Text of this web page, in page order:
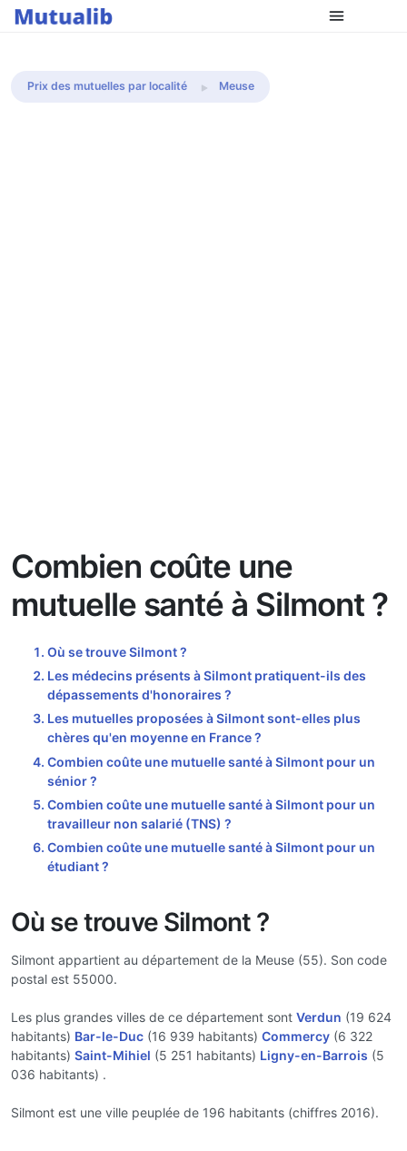
Comparer les mutuelles
Prix des mutuelles par localité Meuse
Combien coûte une
mutuelle santé à Silmont ?
Où se trouve Silmont ?
Les médecins présents à Silmont pratiquent-ils des
dépassements d'honoraires ?
Les mutuelles proposées à Silmont sont-elles plus
chères qu'en moyenne en France ?
Combien coûte une mutuelle santé à Silmont pour un
sénior ?
Combien coûte une mutuelle santé à Silmont pour un
travailleur non salarié (TNS) ?
Combien coûte une mutuelle santé à Silmont pour un
étudiant ?
Où se trouve Silmont ?
Silmont appartient au département de la Meuse (55). Son code
postal est 55000.
Les plus grandes villes de ce département sont Verdun (19 624
habitants) Bar-le-Duc (16 939 habitants) Commercy (6 322
habitants) Saint-Mihiel (5 251 habitants) Ligny-en-Barrois (5
036 habitants) .
Silmont est une ville peuplée de 196 habitants (chiffres 2016).